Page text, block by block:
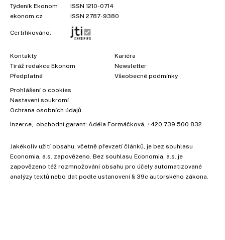
Týdeník Ekonom
ISSN 1210-0714
ekonom.cz
ISSN 2787-9380
Certifikováno:
Kontakty
Tiráž redakce Ekonom
Předplatné
Kariéra
Newsletter
Všeobecné podmínky
Prohlášení o cookies
Nastavení soukromí
Ochrana osobních údajů
Inzerce , obchodní garant: Adéla Formáčková +420 739 500 832
Jakékoliv užití obsahu, včetně převzetí článků, je bez souhlasu
Economia, a.s. zapovězeno. Bez souhlasu Economia, a.s. je
zapovězeno též rozmnožování obsahu pro účely automatizované
analýzy textů nebo dat podle ustanovení § 39c autorského zákona.